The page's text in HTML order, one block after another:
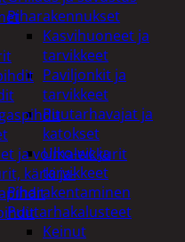
Piharakennukset
Kasvihuoneet ja
tarvikkeet
Paviljonkit ja
tarvikkeet
Puutarhavajat ja
katokset
Ulko-wc ja
tarvikkeet
Piharakentaminen
Puutarhakalusteet
Keinut
ja voimaleikkurit
kärki ja-